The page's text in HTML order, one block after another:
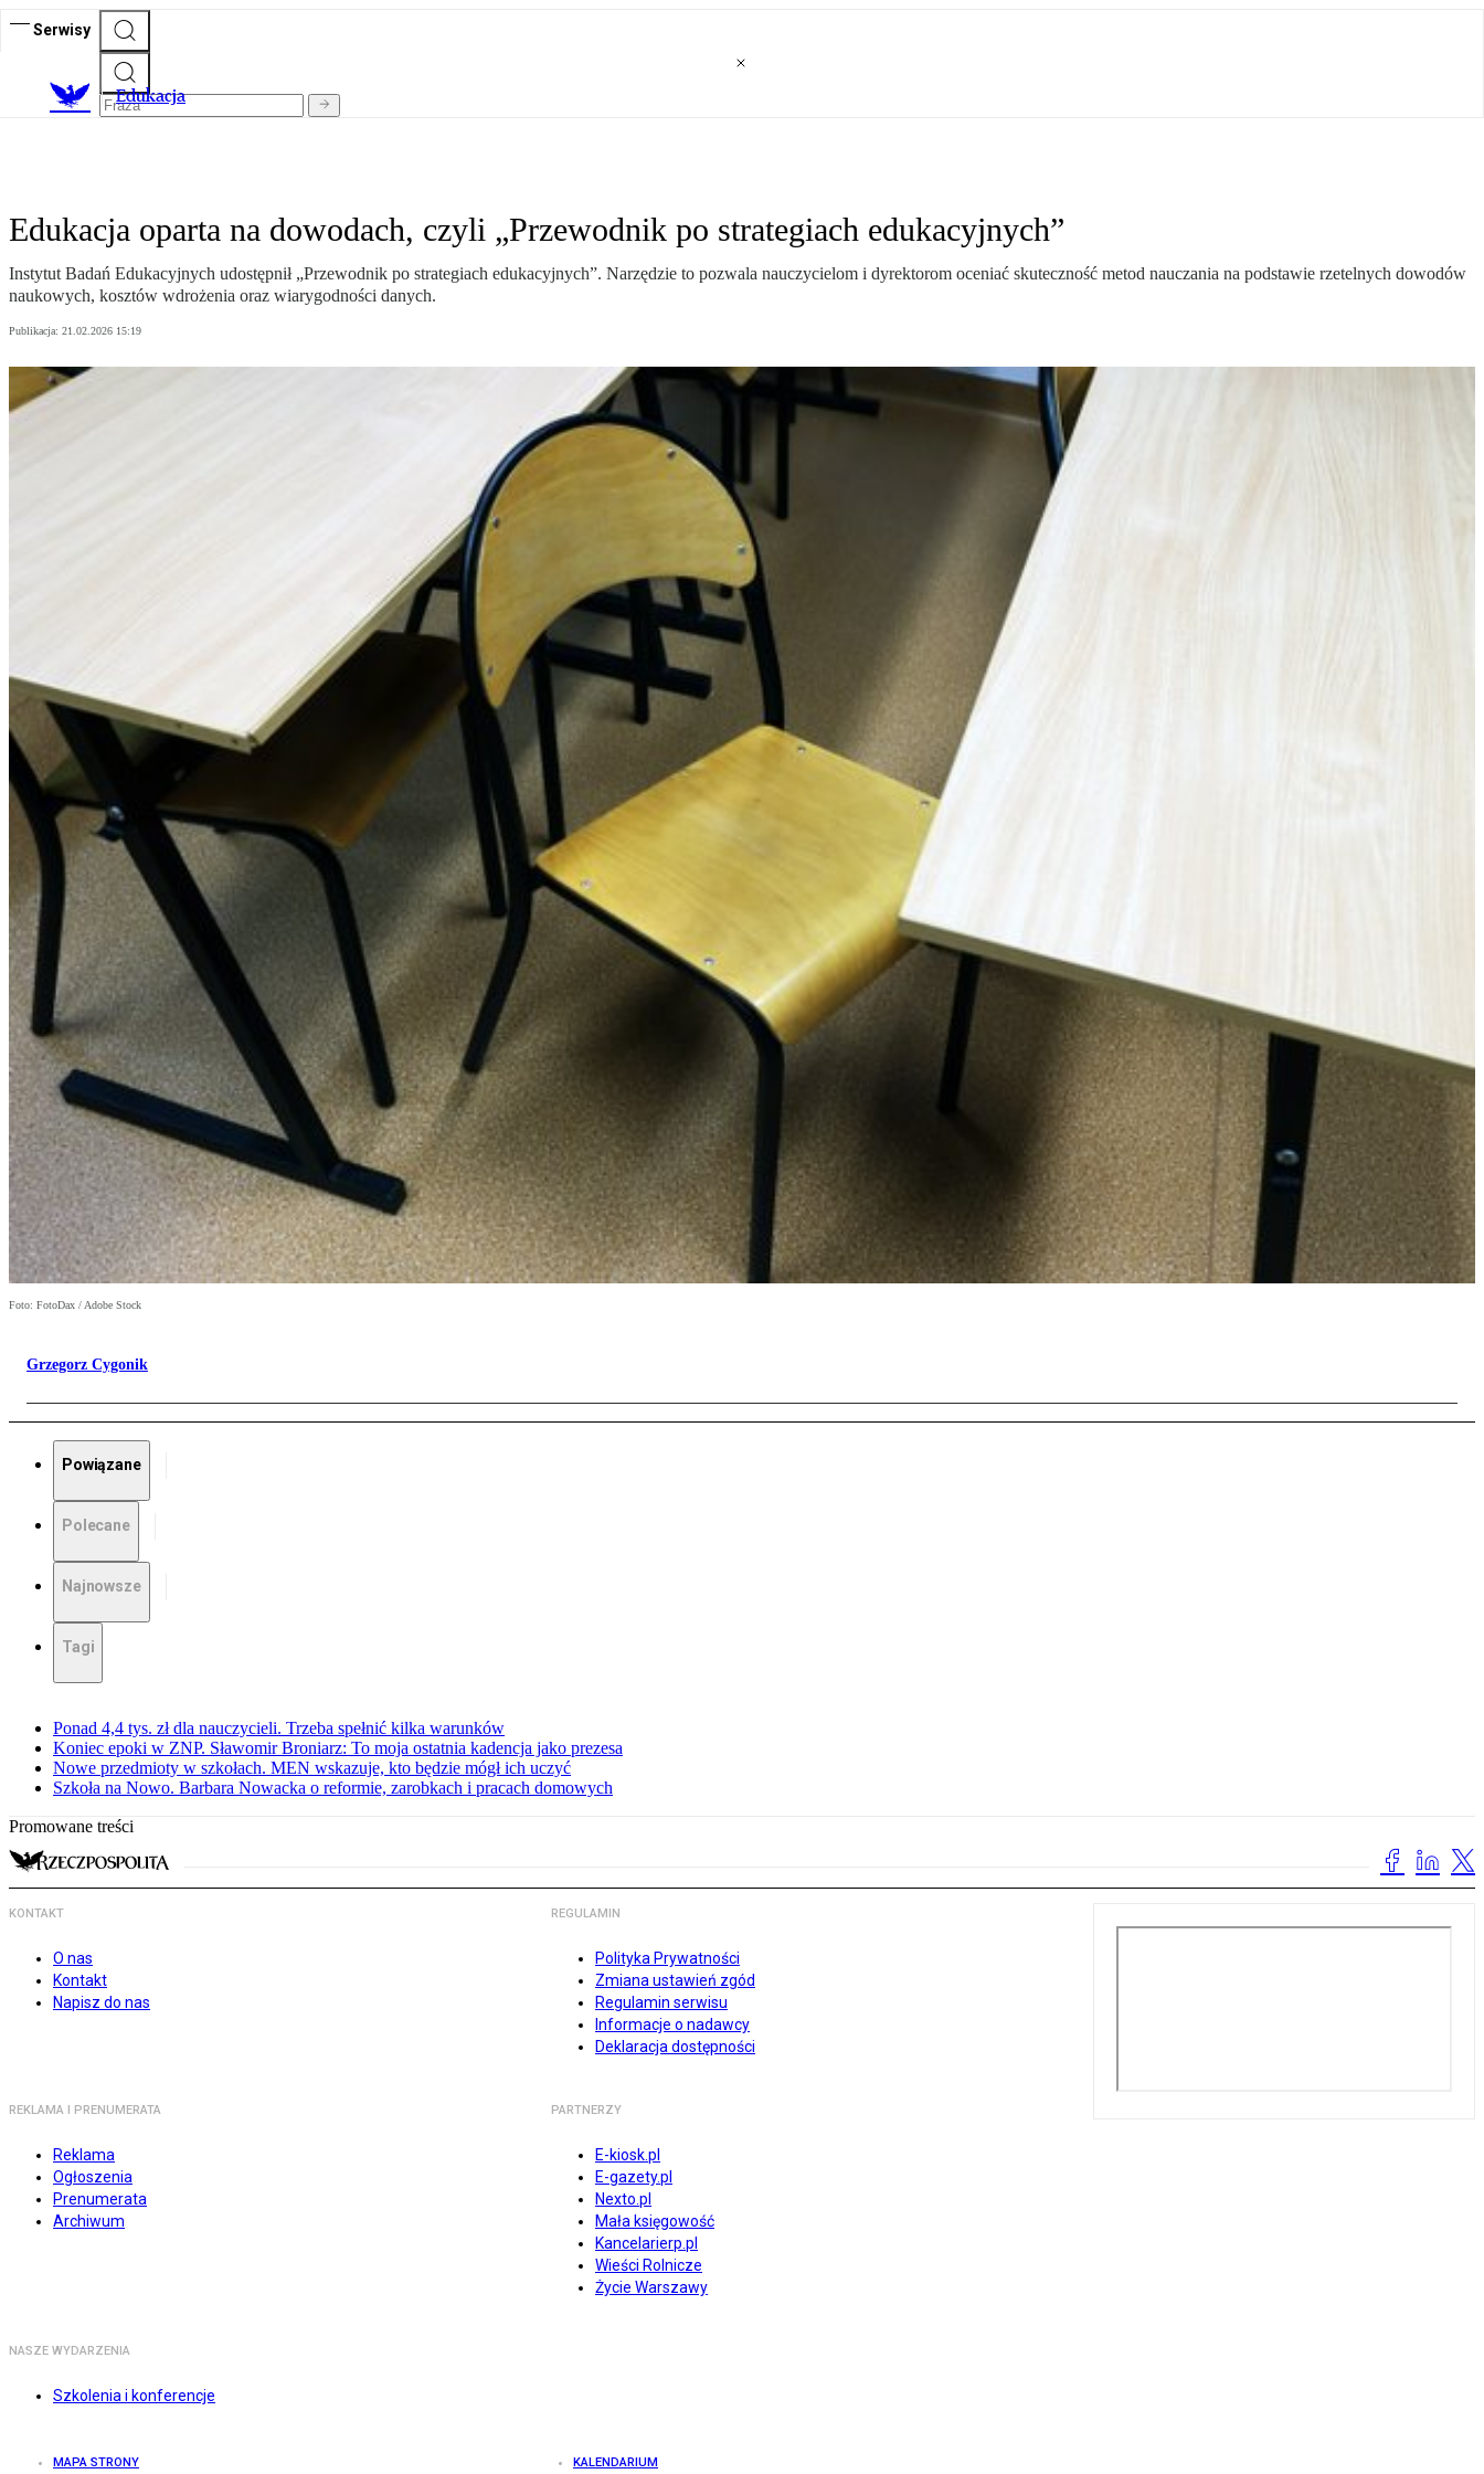
Serwisy
Edukacja
Edukacja oparta na dowodach, czyli „Przewodnik po strategiach edukacyjnych”
Instytut Badań Edukacyjnych udostępnił „Przewodnik po strategiach edukacyjnych”. Narzędzie to pozwala nauczycielom i dyrektorom oceniać skuteczność metod nauczania na podstawie rzetelnych dowodów
naukowych, kosztów wdrożenia oraz wiarygodności danych.
Publikacja: 21.02.2026 15:19
Foto: FotoDax / Adobe Stock
Grzegorz Cygonik
Powiązane
Polecane
Najnowsze
Tagi
Ponad 4,4 tys. zł dla nauczycieli. Trzeba spełnić kilka warunków
Koniec epoki w ZNP. Sławomir Broniarz: To moja ostatnia kadencja jako prezesa
Nowe przedmioty w szkołach. MEN wskazuje, kto będzie mógł ich uczyć
Szkoła na Nowo. Barbara Nowacka o reformie, zarobkach i pracach domowych
Promowane treści
KONTAKT
O nas
Kontakt
Napisz do nas
REGULAMIN
Polityka Prywatności
Zmiana ustawień zgód
Regulamin serwisu
Informacje o nadawcy
Deklaracja dostępności
REKLAMA I PRENUMERATA
Reklama
Ogłoszenia
Prenumerata
Archiwum
PARTNERZY
E-kiosk.pl
E-gazety.pl
Nexto.pl
Mała księgowość
Kancelarierp.pl
Wieści Rolnicze
Życie Warszawy
NASZE WYDARZENIA
Szkolenia i konferencje
MAPA STRONY KALENDARIUM